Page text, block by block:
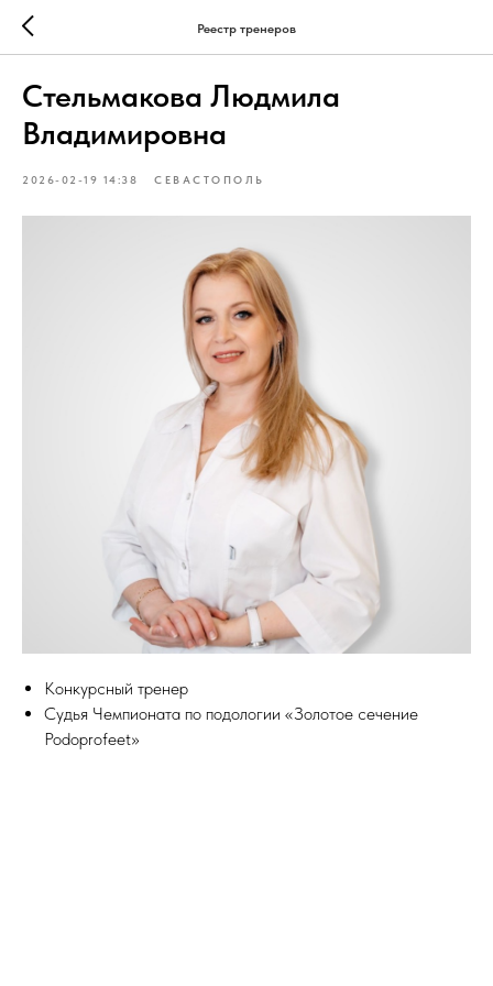
Реестр тренеров
Стельмакова Людмила
Владимировна
2026-02-19 14:38 СЕВАСТОПОЛЬ
Конкурсный тренер
Судья Чемпионата по подологии «Золотое сечение
Podoprofeet»